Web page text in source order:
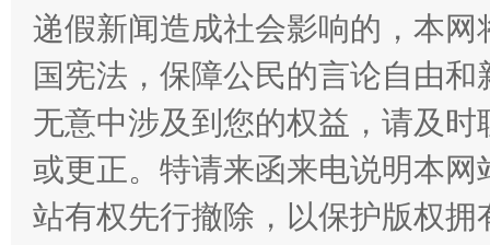
解纷+调解+退费，一次搞定
递假新闻造成社会影响的，本
国宪法，保障公民的言论自由
无意中涉及到您的权益，请及
或更正。特请来函来电说明本
站有权先行撤除，以保护版权